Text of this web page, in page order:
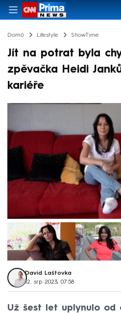
Domů Lifestyle ShowTime
Jít na potrat byla
zpěvačka Heidi
kariéře
David Laštovka
12. srp 2023, 07:58
Už šest let uplynulo od